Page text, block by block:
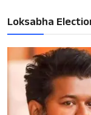
Loksabha